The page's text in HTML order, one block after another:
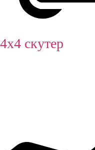
4х4 скутер